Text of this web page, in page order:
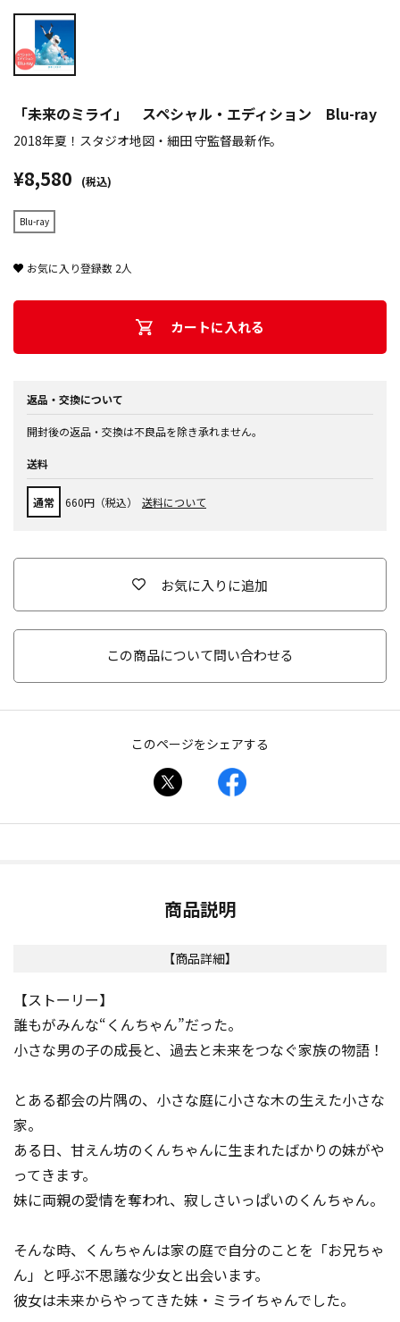
「未来のミライ」 スペシャル・エディション Blu-ray
2018年夏！スタジオ地図・細田 守監督最新作。
¥8,580 (税込)
Blu-ray
お気に入り登録数 2人
カートに入れる
返品・交換について
開封後の返品・交換は不良品を除き承れません。
送料
通常 660円（税込） 送料について
お気に入りに追加
この商品について問い合わせる
このページをシェアする
商品説明
【商品詳細】
【ストーリー】
誰もがみんな“くんちゃん”だった――。
小さな男の子の成長と、過去と未来をつなぐ家族の物語！
とある都会の片隅の、小さな庭に小さな木の生えた小さな
家。
ある日、甘えん坊のくんちゃんに生まれたばかりの妹がや
ってきます。
妹に両親の愛情を奪われ、寂しさいっぱいのくんちゃん――。
そんな時、くんちゃんは家の庭で自分のことを「お兄ちゃ
ん」と呼ぶ不思議な少女と出会います。
彼女は未来からやってきた妹・ミライちゃんでした。